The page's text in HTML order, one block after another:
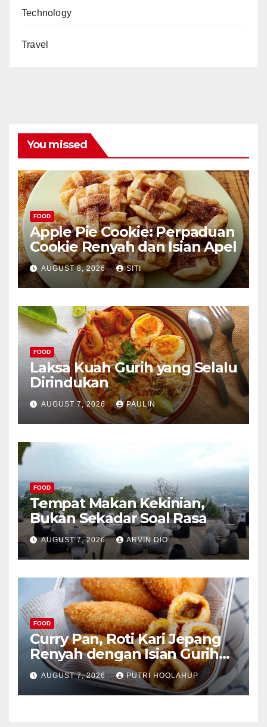
Technology
Travel
You missed
FOOD
Apple Pie Cookie: Perpaduan
Cookie Renyah dan Isian Apel
AUGUST 8, 2026 SITI
FOOD
Laksa Kuah Gurih yang Selalu
Dirindukan
AUGUST 7, 2026 PAULIN
FOOD
Tempat Makan Kekinian,
Bukan Sekadar Soal Rasa
AUGUST 7, 2026 ARVIN DIO
FOOD
Curry Pan, Roti Kari Jepang
Renyah dengan Isian Gurih
Menggoda
AUGUST 7, 2026 PUTRI HOOLAHUP